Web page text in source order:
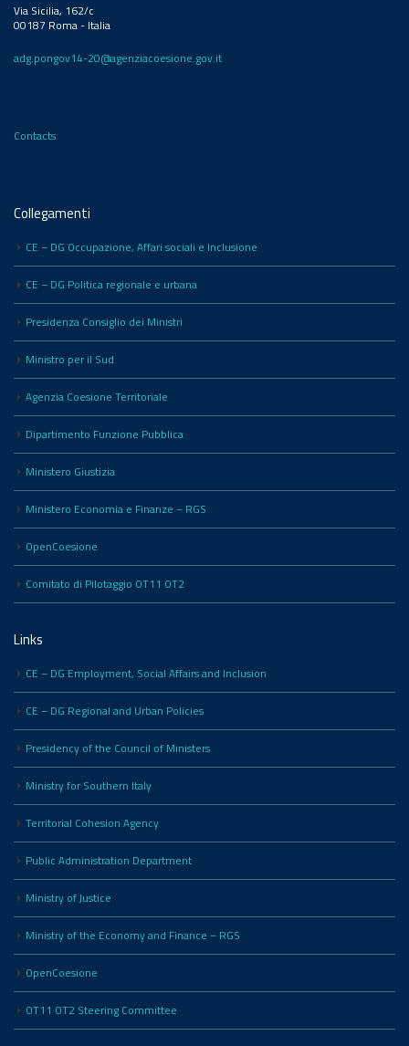
Via Sicilia, 162/c
00187 Roma - Italia
adg.pongov14-20@agenziacoesione.gov.it
Contacts
Collegamenti
CE – DG Occupazione, Affari sociali e Inclusione
CE – DG Politica regionale e urbana
Presidenza Consiglio dei Ministri
Ministro per il Sud
Agenzia Coesione Territoriale
Dipartimento Funzione Pubblica
Ministero Giustizia
Ministero Economia e Finanze – RGS
OpenCoesione
Comitato di Pilotaggio OT11 OT2
Links
CE – DG Employment, Social Affairs and Inclusion
CE – DG Regional and Urban Policies
Presidency of the Council of Ministers
Ministry for Southern Italy
Territorial Cohesion Agency
Public Administration Department
Ministry of Justice
Ministry of the Economy and Finance – RGS
OpenCoesione
OT11 OT2 Steering Committee